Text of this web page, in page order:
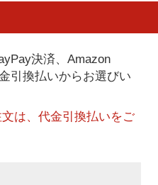
決済、Amazon
引換払いからお選びい
は、代金引換払いをご